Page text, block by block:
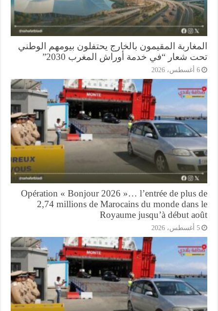
المقيمون بالخارج يحتفلون بيومهم الوطني
شعار “في خدمة أوراش المغرب 2030”
Opération « Bonjour 2026 »… l’entrée de plus
2,74 millions de Marocains du monde
Royaume jusqu’à début